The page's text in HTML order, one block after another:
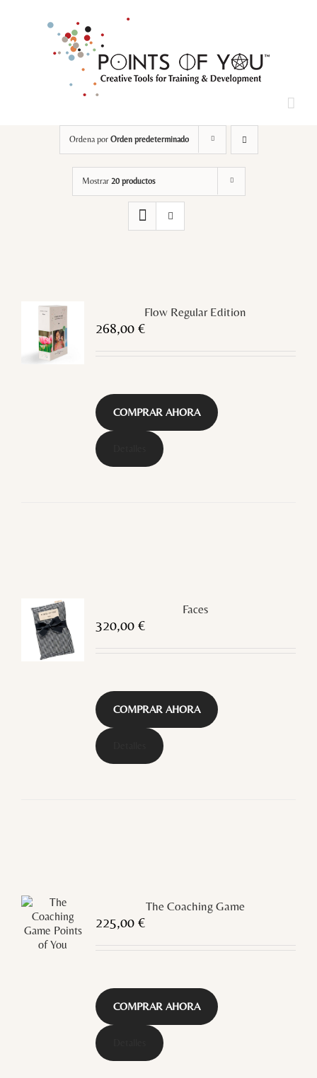
Loading...
Ordena por Orden predeterminado
Mostrar 20 productos
Flow Regular Edition
268,00 €
COMPRAR AHORA
Faces
320,00 €
COMPRAR AHORA
The Coaching Game
225,00 €
COMPRAR AHORA